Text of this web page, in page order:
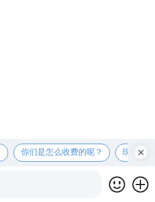
你们是怎么收费的呢？ 现在有